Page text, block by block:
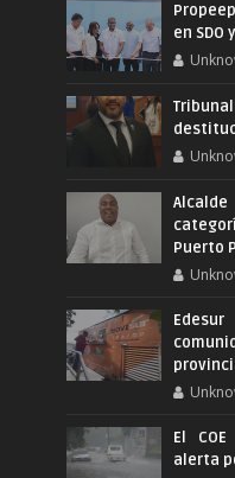
en
Puerto
El
alerta